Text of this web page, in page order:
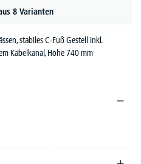
8 Varianten
stabiles C-Fuß Gestell inkl.
Kabelkanal, Höhe 740 mm